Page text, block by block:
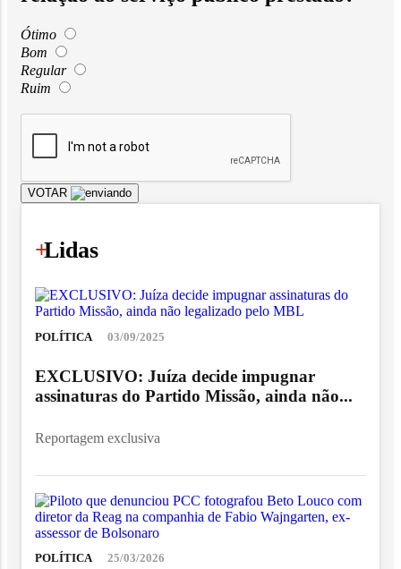
Ótimo
Bom
Regular
Ruim
VOTAR
+
Lidas
POLÍTICA 03/09/2025
EXCLUSIVO: Juíza decide impugnar
assinaturas do Partido Missão, ainda não...
Reportagem exclusiva
POLÍTICA 25/03/2026